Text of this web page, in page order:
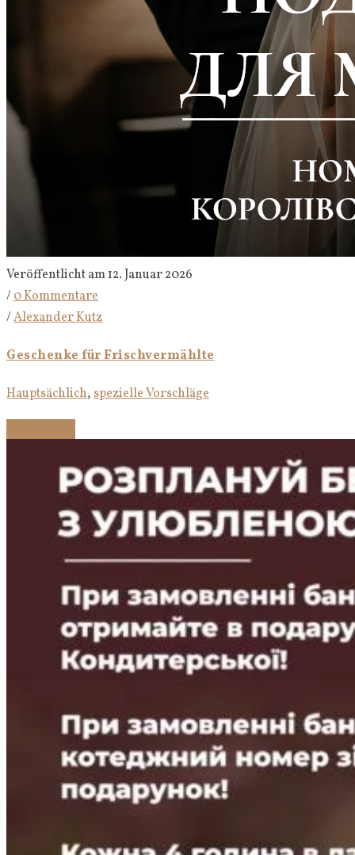
Veröffentlicht am 12. Januar 2026
/0 Kommentare
/Alexander Kutz
Geschenke für Frischvermählte
Hauptsächlich,spezielle Vorschläge